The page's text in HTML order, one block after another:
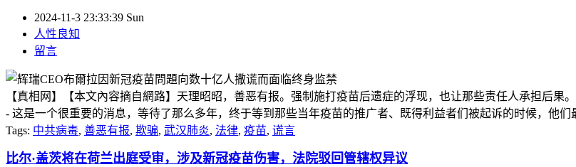
2024-11-3 23:33:39 Sun
人性良知
留言
【真相网】【本文內容摘自網路】天理昭昭，善恶有报。强制施打疫苗后遗症的浮现，也让那些责任人承担后
- 这是一个很重要的消息，等待了那么多年，终于等到那些当年疫苗的推广者、既得利益者们被起诉的时候，他
Tags: 中共病毒, 善恶有报, 欺骗, 武汉肺炎, 法律, 疫苗, 谎言
比尔·盖茨将在荷兰出庭受审，涉及新冠疫苗伤害，法院驳回管辖权异议